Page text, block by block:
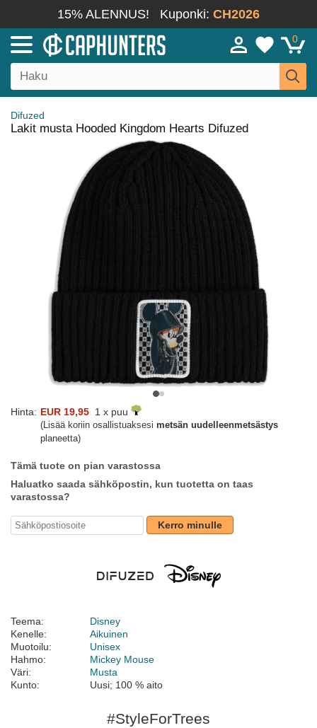
15% ALENNUS! Kuponki: CH2026
0
Difuzed
Lakit musta Hooded Kingdom Hearts Difuzed
Hinta: EUR 19,95 1 x puu
(Lisää koriin osallistuaksesi metsän uudelleenmetsästys
planeetta)
Tämä tuote on pian varastossa
Haluatko saada sähköpostin, kun tuotetta on taas
varastossa?
Kerro minulle
Teema:
Disney
Kenelle:
Aikuinen
Muotoilu:
Unisex
Hahmo:
Mickey Mouse
Väri:
Musta
Kunto:
Uusi; 100 % aito
#StyleForTrees